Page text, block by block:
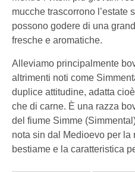
mucche trascorrono l’estate
possono godere di una
fresche e aromatiche.
Alleviamo principalmente
altrimenti noti come
duplice attitudine, adatta
che di carne. È una razza
del fiume Simme
nota sin dal Medioevo per la
bestiame e la caratteristica